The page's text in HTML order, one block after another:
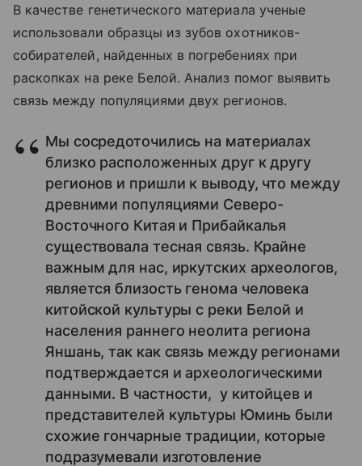
В качестве генетического материала ученые
использовали образцы из зубов охотников-
собирателей, найденных в погребениях при
раскопках на реке Белой. Анализ помог выявить
связь между популяциями двух регионов.
Мы сосредоточились на материалах
близко расположенных друг к другу
регионов и пришли к выводу, что между
древними популяциями Северо-
Восточного Китая и Прибайкалья
существовала тесная связь. Крайне
важным для нас, иркутских археологов,
является близость генома человека
китойской культуры с реки Белой и
населения раннего неолита региона
Яншань, так как связь между регионами
подтверждается и археологическими
данными. В частности, у китойцев и
представителей культуры Юминь были
схожие гончарные традиции, которые
подразумевали изготовление